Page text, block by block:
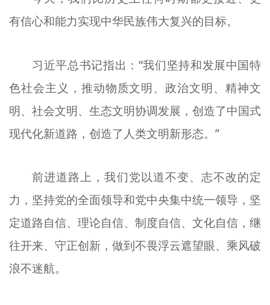
有信心和能力实现中华民族伟大复兴的目标。
习近平总书记指出：“我们坚持和发展中国特
色社会主义，推动物质文明、政治文明、精神文
明、社会文明、生态文明协调发展，创造了中国式
现代化新道路，创造了人类文明新形态。”
前进道路上，我们党以道不变、志不改的定
力，坚持党的全面领导和党中央集中统一领导，坚
定道路自信、理论自信、制度自信、文化自信，继
往开来、守正创新，做到不畏浮云遮望眼、乘风破
浪不迷航。